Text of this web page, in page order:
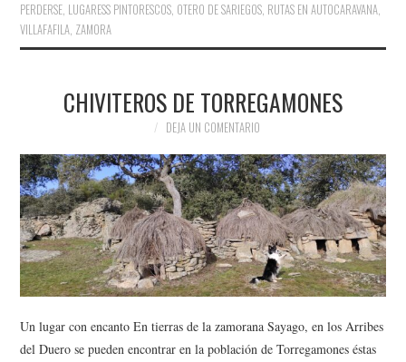
PERDERSE, LUGARESS PINTORESCOS, OTERO DE SARIEGOS, RUTAS EN AUTOCARAVANA,
VILLAFAFILA, ZAMORA
CHIVITEROS DE TORREGAMONES
DEJA UN COMENTARIO
Un lugar con encanto En tierras de la zamorana Sayago, en los Arribes
del Duero se pueden encontrar en la población de Torregamones éstas